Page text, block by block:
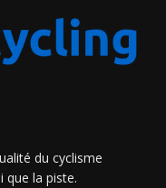
du cyclisme
que la piste.